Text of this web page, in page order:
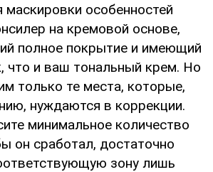
маскировки особенностей
на кремовой основе,
полное покрытие и имеющий
что и ваш тональный крем. Но
только те места, которые,
нуждаются в коррекции.
минимальное количество
он сработал, достаточно
зону лишь